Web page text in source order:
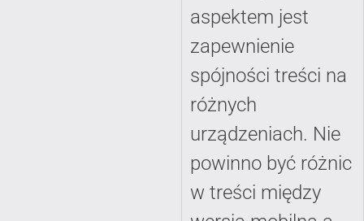
aspektem jest
zapewnienie
spójności treści na
różnych
urządzeniach. Nie
powinno być różnic
w treści między